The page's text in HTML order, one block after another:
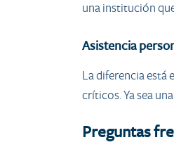
una institución
Asistencia
La diferencia está
críticos. Ya sea
Preguntas